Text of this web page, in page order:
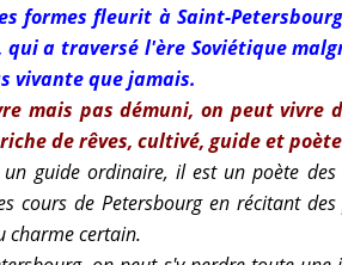
formes fleurit à Saint-
qui a traversé l'ère Soviétique
vivante que jamais.
mais pas démuni, on peut vivre
de rêves, cultivé, guide et
guide ordinaire, il est un poète
cours de Petersbourg en récitant
charme certain.